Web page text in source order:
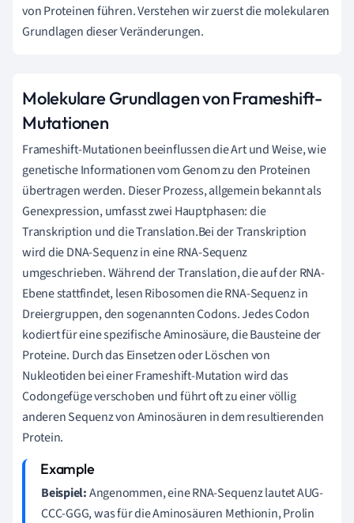
von Proteinen führen. Verstehen wir zuerst die molekularen
Grundlagen dieser Veränderungen.
Molekulare Grundlagen von Frameshift-
Mutationen
Frameshift-Mutationen beeinflussen die Art und Weise, wie
genetische Informationen vom Genom zu den Proteinen
übertragen werden. Dieser Prozess, allgemein bekannt als
Genexpression, umfasst zwei Hauptphasen: die
Transkription und die Translation.Bei der Transkription
wird die DNA-Sequenz in eine RNA-Sequenz
umgeschrieben. Während der Translation, die auf der RNA-
Ebene stattfindet, lesen Ribosomen die RNA-Sequenz in
Dreiergruppen, den sogenannten Codons. Jedes Codon
kodiert für eine spezifische Aminosäure, die Bausteine der
Proteine. Durch das Einsetzen oder Löschen von
Nukleotiden bei einer Frameshift-Mutation wird das
Codongefüge verschoben und führt oft zu einer völlig
anderen Sequenz von Aminosäuren in dem resultierenden
Protein.
Beispiel:Angenommen, eine RNA-Sequenz lautet AUG-
CCC-GGG, was für die Aminosäuren Methionin, Prolin